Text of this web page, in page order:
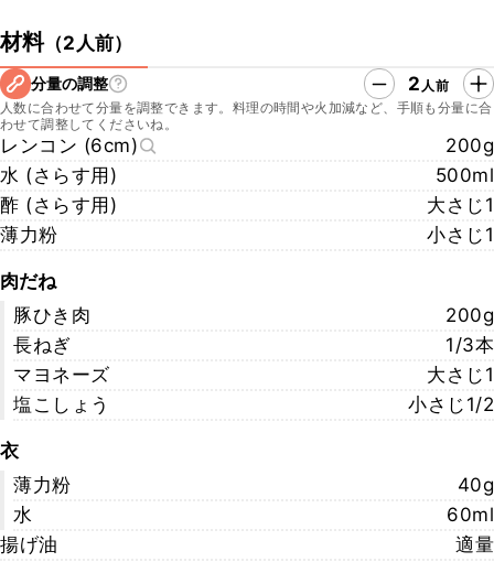
材料（2人前）
分量の調整 2 人前
人数に合わせて分量を調整できます。料理の時間や火加減など、手順も分量に合
わせて調整してくださいね。
レンコン (6cm)
200g
水 (さらす用)
500ml
酢 (さらす用)
大さじ1
薄力粉
小さじ1
肉だね
豚ひき肉
200g
長ねぎ
1/3本
マヨネーズ
大さじ1
塩こしょう
小さじ1/2
衣
薄力粉
40g
水
60ml
揚げ油
適量